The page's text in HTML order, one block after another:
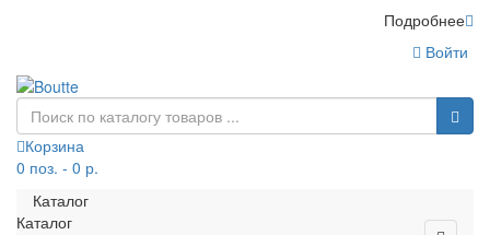
Подробнее
Войти
Корзина
0 поз. - 0 р.
Каталог
Каталог